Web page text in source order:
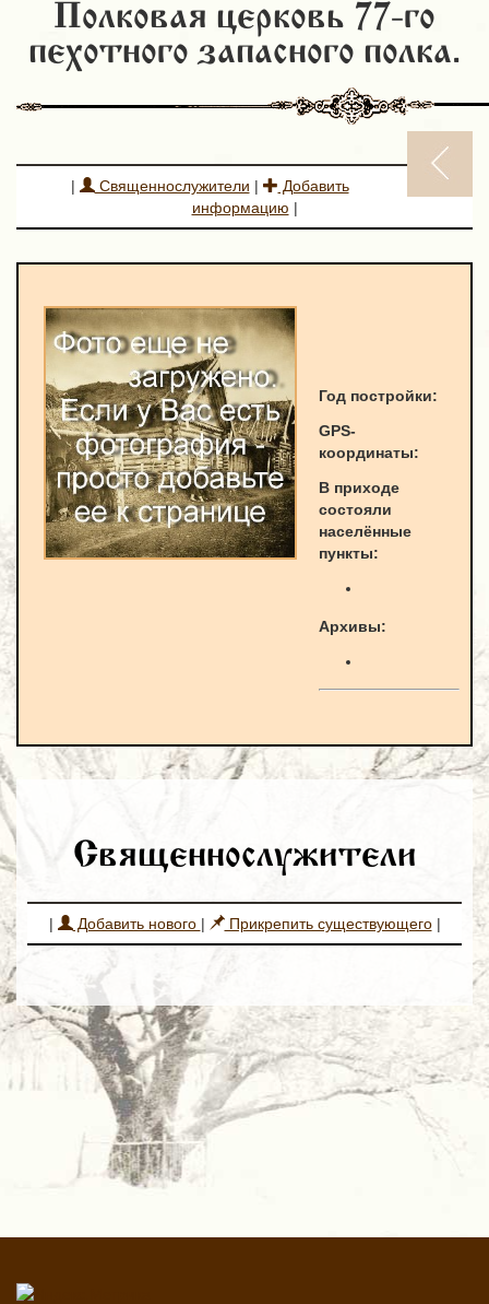
Полковая церковь 77-го
пехотного запасного полка.
| Священнослужители |
Добавить
информацию |
Год постройки:
GPS-
координаты:
В приходе
состояли
населённые
пункты:
Архивы:
Священнослужители
| Добавить нового | Прикрепить существующего|